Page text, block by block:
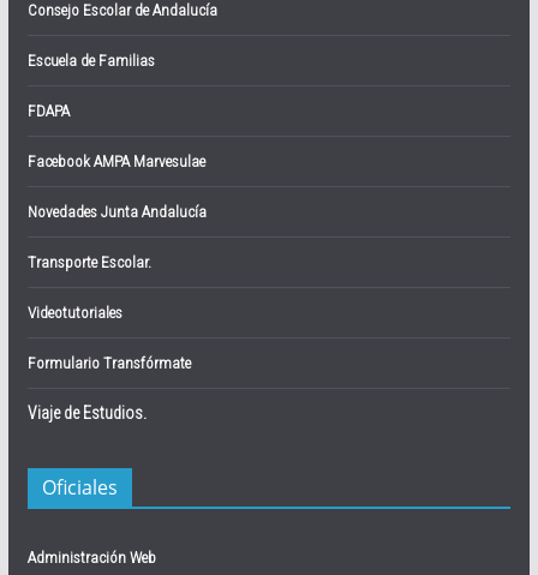
Consejo Escolar de Andalucía
Escuela de Familias
FDAPA
Facebook AMPA Marvesulae
Novedades Junta Andalucía
Transporte Escolar.
Videotutoriales
Formulario Transfórmate
Viaje de Estudios.
Oficiales
Administración Web